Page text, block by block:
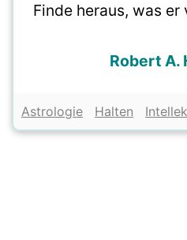
Finde heraus, was
Robert A.
Astrologie Halten